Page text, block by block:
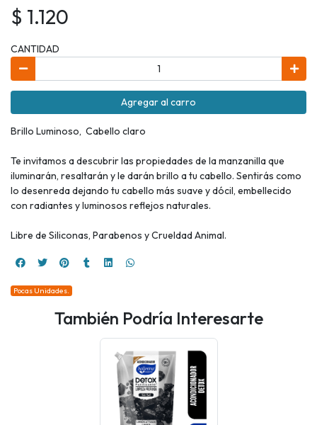
$ 1.120
CANTIDAD
Agregar al carro
Brillo Luminoso, Cabello claro
Te invitamos a descubrir las propiedades de la manzanilla que
iluminarán, resaltarán y le darán brillo a tu cabello. Sentirás como
lo desenreda dejando tu cabello más suave y dócil, embellecido
con radiantes y luminosos reflejos naturales.
Libre de Siliconas, Parabenos y Crueldad Animal.
Pocas Unidades.
También Podría Interesarte